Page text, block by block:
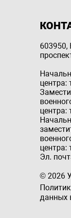
603950,
центра:
центра:
центра:
Эл.
© 2026
данных